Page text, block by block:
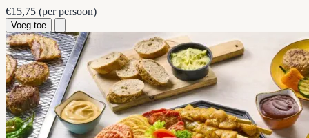
€15,75 (per persoon)
Voeg toe